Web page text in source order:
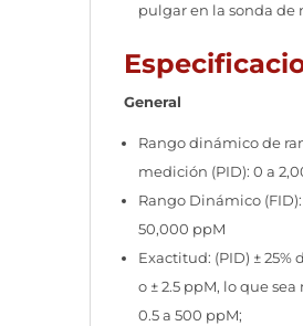
pulgar en la sonda de
General
Rango dinámico de
medición (PID): 0 a
Rango Dinámico (FID):
50,000 ppM
Exactitud: (PID) ± 25%
o ± 2.5 ppM, lo que
0.5 a 500 ppM;